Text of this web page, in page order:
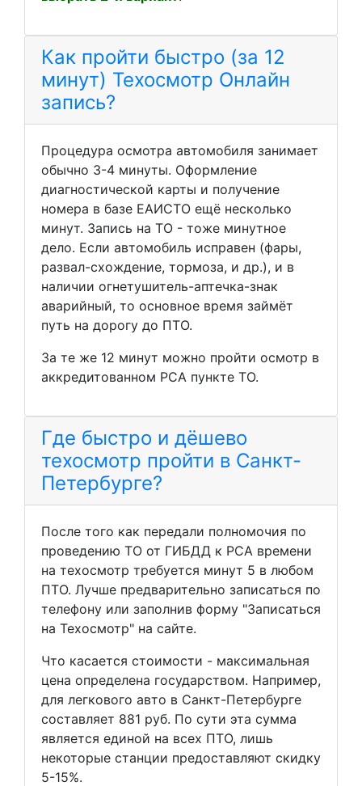
Как пройти быстро (за 12
минут) Техосмотр Онлайн
запись?
Процедура осмотра автомобиля занимает
обычно 3-4 минуты. Оформление
диагностической карты и получение
номера в базе ЕАИСТО ещё несколько
минут. Запись на ТО - тоже минутное
дело. Если автомобиль исправен (фары,
развал-схождение, тормоза, и др.), и в
наличии огнетушитель-аптечка-знак
аварийный, то основное время займёт
путь на дорогу до ПТО.
За те же 12 минут можно пройти осмотр в
аккредитованном РСА пункте ТО.
Где быстро и дёшево
техосмотр пройти в Санкт-
Петербурге?
После того как передали полномочия по
проведению ТО от ГИБДД к РСА времени
на техосмотр требуется минут 5 в любом
ПТО. Лучше предварительно записаться по
телефону или заполнив форму "Записаться
на Техосмотр" на сайте.
Что касается стоимости - максимальная
цена определена государством. Например,
для легкового авто в Санкт-Петербурге
составляет 881 руб. По сути эта сумма
является единой на всех ПТО, лишь
некоторые станции предоставляют скидку
5-15%.